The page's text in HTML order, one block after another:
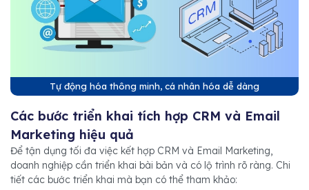
Tự động hóa thông minh, cá nhân hóa dễ dàng
Các bước triển khai tích hợp CRM và Email
Marketing hiệu quả
Để tận dụng tối đa việc kết hợp CRM và Email Marketing,
doanh nghiệp cần triển khai bài bản và có lộ trình rõ ràng. Chi
tiết các bước triển khai mà bạn có thể tham khảo: